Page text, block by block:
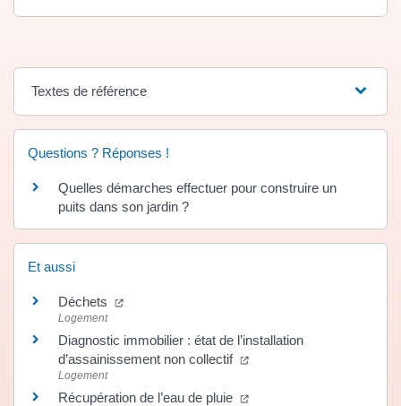
Textes de référence
Questions ? Réponses !
Quelles démarches effectuer pour construire un
puits dans son jardin ?
Et aussi
Déchets (ouverture dans un nouvel onglet)
Logement
Diagnostic immobilier : état de l’installation
d’assainissement non collectif
(ouverture dans un
Logement
Récupération de l’eau de pluie (ouverture dans un